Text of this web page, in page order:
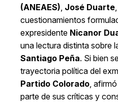
(ANEAES), José Duarte
cuestionamientos
expresidente Nicanor
una lectura distinta sobre
Santiago Peña. Si bien
trayectoria política del
Partido Colorado,
parte de sus críticas y